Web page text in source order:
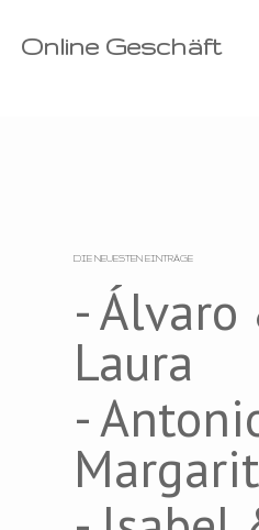
Online Geschäft
DIE NEUESTEN EINTRÄGE
- Álvaro
Laura
-